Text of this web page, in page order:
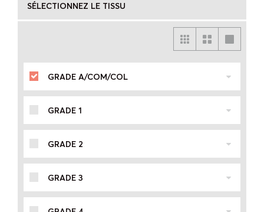
SÉLECTIONNEZ LE TISSU
GRADE A/COM/COL
GRADE 1
GRADE 2
GRADE 3